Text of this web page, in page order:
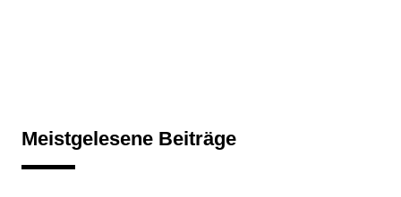
Meistgelesene Beiträge